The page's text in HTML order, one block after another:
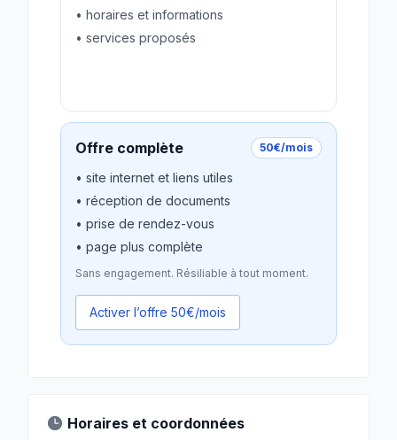
• horaires et informations
• services proposés
Offre complète 50€/mois
• site internet et liens utiles
• réception de documents
• prise de rendez-vous
• page plus complète
Sans engagement. Résiliable à tout moment.
Activer l’offre 50€/mois
Horaires et coordonnées